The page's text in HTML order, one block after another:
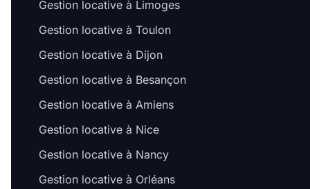
Gestion locative à Limoges
Gestion locative à Toulon
Gestion locative à Dijon
Gestion locative à Besançon
Gestion locative à Amiens
Gestion locative à Nice
Gestion locative à Nancy
Gestion locative à Orléans